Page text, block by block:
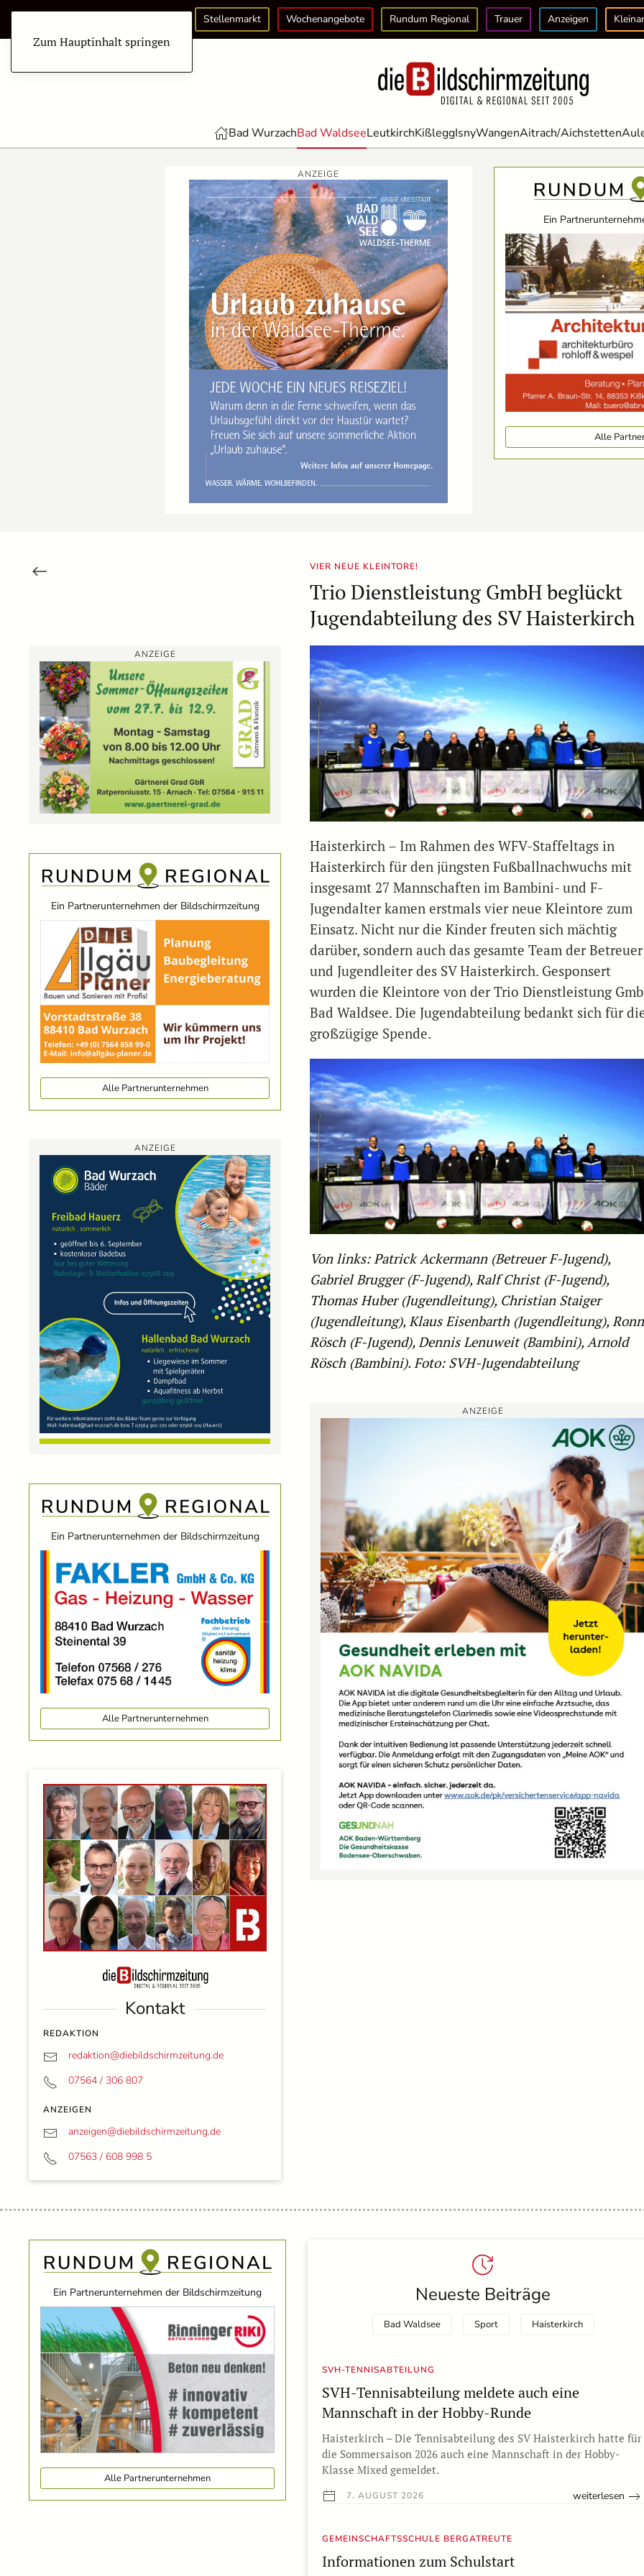
Zum Hauptinhalt springen
Stellenmarkt Wochenangebote Rundum Regional Trauer Anzeigen
Bad WurzachBad WaldseeLeutkirchKißleggIsnyWangenAitrach/Aichstetten
ANZEIGE
Ein
Alle
VIER NEUE KLEINTORE!
Trio Dienstleistung GmbH beglückt
Jugendabteilung des SV Haisterkirch
ANZEIGE
Ein Partnerunternehmen der Bildschirmzeitung
Alle Partnerunternehmen
ANZEIGE
Ein Partnerunternehmen der Bildschirmzeitung
Alle Partnerunternehmen
Kontakt
REDAKTION
redaktion@diebildschirmzeitung.de
07564 / 306 807
ANZEIGEN
anzeigen@diebildschirmzeitung.de
07563 / 608 998 5
Haisterkirch – Im Rahmen des WFV-Staffeltags in
Haisterkirch für den jüngsten Fußballnachwuchs mit
insgesamt 27 Mannschaften im Bambini- und F-
Jugendalter kamen erstmals vier neue Kleintore zum
Einsatz. Nicht nur die Kinder freuten sich mächtig
darüber, sondern auch das gesamte Team der Betreuer
und Jugendleiter des SV Haisterkirch. Gesponsert
wurden die Kleintore von der Trio Dienstleistung
Bad Waldsee. Die Jugendabteilung bedankt sich für
großzügige Spende.
Von links: Patrick Ackermann (Betreuer F-Jugend),
Gabriel Brugger (F-Jugend), Ralf Christ (F-Jugend),
Thomas Huber (Jugendleitung), Christian Staiger
(Jugendleitung), Klaus Eisenbarth (Jugendleitung),
Rösch (F-Jugend), Dennis Lenuweit (Bambini), Arnold
Rösch (Bambini). Foto: SVH-Jugendabteilung
ANZEIGE
Neueste Beiträge
Bad Waldsee Sport Haisterkirch
SVH-TENNISABTEILUNG
SVH-Tennisabteilung meldete auch eine
Mannschaft in der Hobby-Runde
Haisterkirch – Die Tennisabteilung des SV Haisterkirch hatte für
die Sommersaison 2026 auch eine Mannschaft in der Hobby-
Klasse Mixed gemeldet.
7. AUGUST 2026 weiterlesen
GEMEINSCHAFTSSCHULE BERGATREUTE
Informationen zum Schulstart
Ein Partnerunternehmen der Bildschirmzeitung
Alle Partnerunternehmen